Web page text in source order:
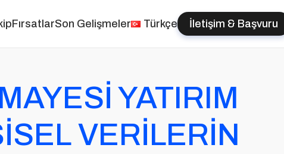
FırsatlarSon Gelişmeler Türkçe İletişim & Başvuru
YATIRIM
VERİLERİN